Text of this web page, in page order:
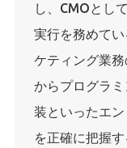
し、CMOとし
実行を務めて
ケティング業
からプログラ
装といったエ
を正確に把握